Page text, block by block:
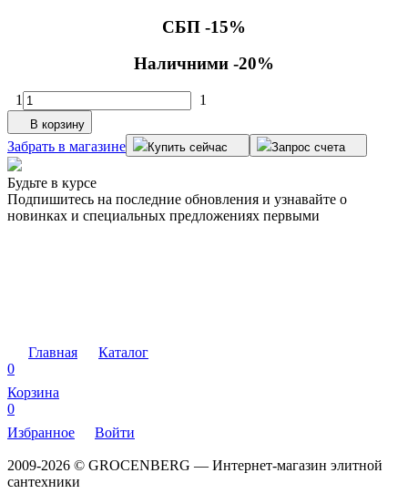
СБП -15%
Наличними -20%
1 1
В корзину
Забрать в магазине Купить сейчас Запрос счета
Будьте в курсе
Подпишитесь на последние обновления и узнавайте о
новинках и специальных предложениях первыми
Главная
Каталог
0
Корзина
0
Избранное
Войти
2009-2026 © GROCENBERG — Интернет-магазин элитной
сантехники